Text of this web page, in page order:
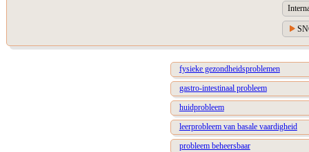
fysieke gezondheidsproblemen
gastro-intestinaal probleem
huidprobleem
leerprobleem van basale vaardigheid
probleem beheersbaar